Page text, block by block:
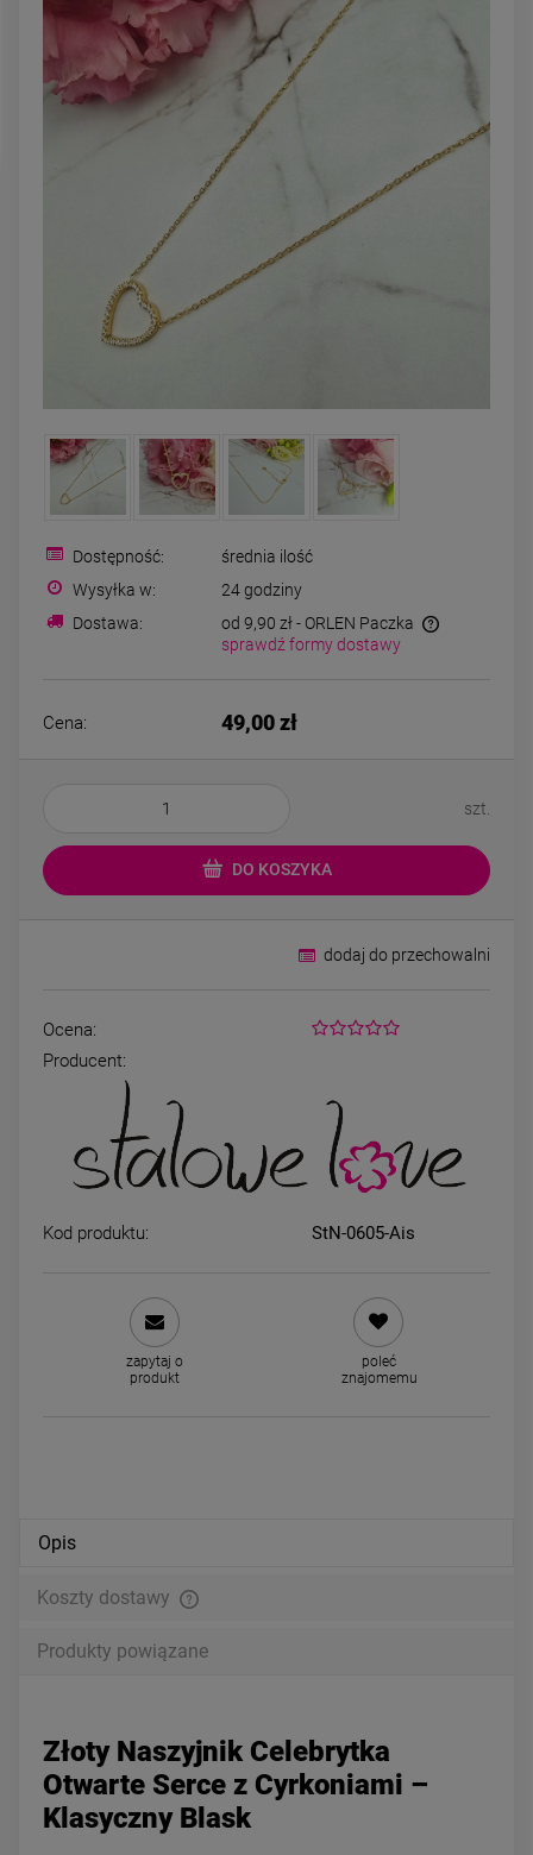
DO KOSZYKA
CHIRURGICZNA motylek
czarny
39,00 zł
ZESTAW - naszyjnik i kolczyki
79,00 zł
powiadom o dostępności
Kolczyki STAL
ażurowe zapinane elipsa
44,00 zł
DO KOSZYKA
Dostępność:
średnia ilość
Wysyłka w:
24 godziny
Dostawa:
od 9,90 zł - ORLEN Paczka
sprawdź formy dostawy
Cena: 49,00 zł
szt.
DO KOSZYKA
dodaj do przechowalni
Ocena:
Producent:
Kod produktu: StN-0605-Ais
zapytaj o
produkt
poleć
znajomemu
Opis
Koszty dostawy
Produkty powiązane
Złoty Naszyjnik Celebrytka
Otwarte Serce z Cyrkoniami –
Klasyczny Blask